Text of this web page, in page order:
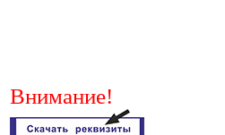
Внимание!